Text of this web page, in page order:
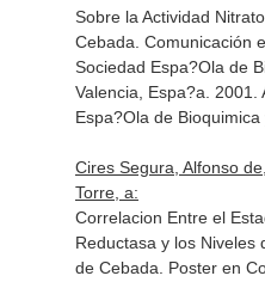
Sobre la Actividad
Cebada. Comunicación
Sociedad Espa?Ola de
Valencia, Espa?a. 2001.
Espa?Ola de
Cires Segura, Alfonso
Torre, a:
Correlacion Entre el
Reductasa y los Niveles
de Cebada. Poster en